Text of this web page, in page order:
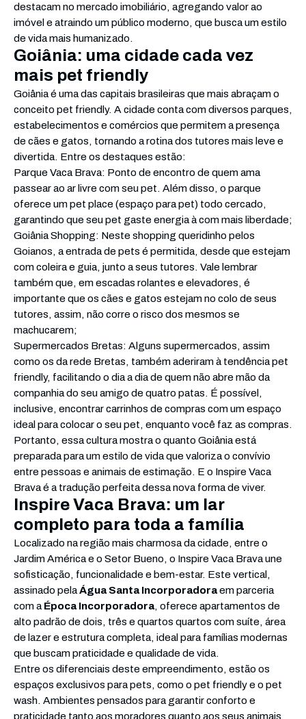
destacam no mercado imobiliário, agregando valor ao
imóvel e atraindo um público moderno, que busca um estilo
de vida mais humanizado.
Goiânia: uma cidade cada vez
mais pet friendly
Goiânia é uma das capitais brasileiras que mais abraçam o
conceito pet friendly. A cidade conta com diversos parques,
estabelecimentos e comércios que permitem a presença
de cães e gatos, tornando a rotina dos tutores mais leve e
divertida. Entre os destaques estão:
Parque Vaca Brava: Ponto de encontro de quem ama
passear ao ar livre com seu pet. Além disso, o parque
oferece um pet place (espaço para pet) todo cercado,
garantindo que seu pet gaste energia à com mais liberdade;
Goiânia Shopping: Neste shopping queridinho pelos
Goianos, a entrada de pets é permitida, desde que estejam
com coleira e guia, junto a seus tutores. Vale lembrar
também que, em escadas rolantes e elevadores, é
importante que os cães e gatos estejam no colo de seus
tutores, assim, não corre o risco dos mesmos se
machucarem;
Supermercados Bretas: Alguns supermercados, assim
como os da rede Bretas, também aderiram à tendência pet
friendly, facilitando o dia a dia de quem não abre mão da
companhia do seu amigo de quatro patas. É possível,
inclusive, encontrar carrinhos de compras com um espaço
ideal para colocar o seu pet, enquanto você faz as compras.
Portanto, essa cultura mostra o quanto Goiânia está
preparada para um estilo de vida que valoriza o convívio
entre pessoas e animais de estimação. E o Inspire Vaca
Brava é a tradução perfeita dessa nova forma de viver.
Inspire Vaca Brava: um lar
completo para toda a família
Localizado na região mais charmosa da cidade, entre o
Jardim América e o Setor Bueno, o Inspire Vaca Brava une
sofisticação, funcionalidade e bem-estar. Este vertical,
assinado pelaÁgua Santa Incorporadoraem parceria
com a Época Incorporadora, oferece apartamentos de
alto padrão de dois, três e quartos quartos com suíte, área
de lazer e estrutura completa, ideal para famílias modernas
que buscam praticidade e qualidade de vida.
Entre os diferenciais deste empreendimento, estão os
espaços exclusivos para pets, como o pet friendly e o pet
wash. Ambientes pensados para garantir conforto e
praticidade tanto aos moradores quanto aos seus animais